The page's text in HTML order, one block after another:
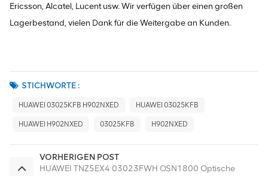
Ericsson, Alcatel, Lucent usw. Wir verfügen über einen großen
Lagerbestand, vielen Dank für die Weitergabe an Kunden.
STICHWORTE :
HUAWEI 03025KFB H902NXED HUAWEI 03025KFB
HUAWEI H902NXED 03025KFB H902NXED
VORHERIGEN POST
HUAWEI TNZ5EX4 03023FWH OSN1800 Optische